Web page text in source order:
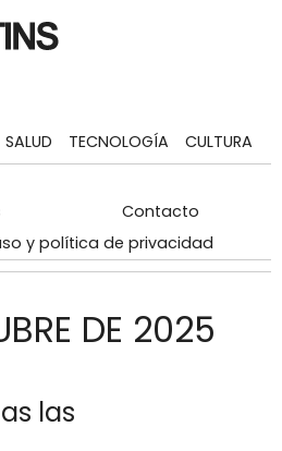
SALUD TECNOLOGÍA CULTURA
Contacto
y política de privacidad
DE 2025
las